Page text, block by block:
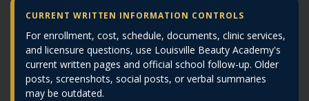
CURRENT WRITTEN INFORMATION CONTROLS
For enrollment, cost, schedule, documents, clinic services,
and licensure questions, use Louisville Beauty Academy's
current written pages and official school follow-up. Older
posts, screenshots, social posts, or verbal summaries
may be outdated.